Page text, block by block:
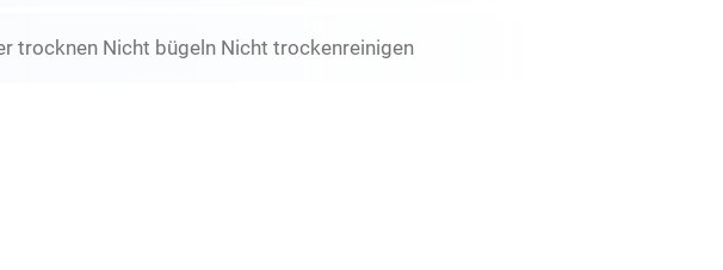
trocknen Nicht bügeln Nicht trockenreinigen